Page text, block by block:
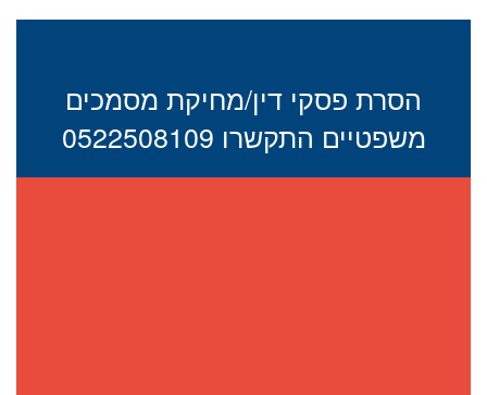
הסרת פסקי דין/מחיקת מסמכים
משפטיים התקשרו 0522508109